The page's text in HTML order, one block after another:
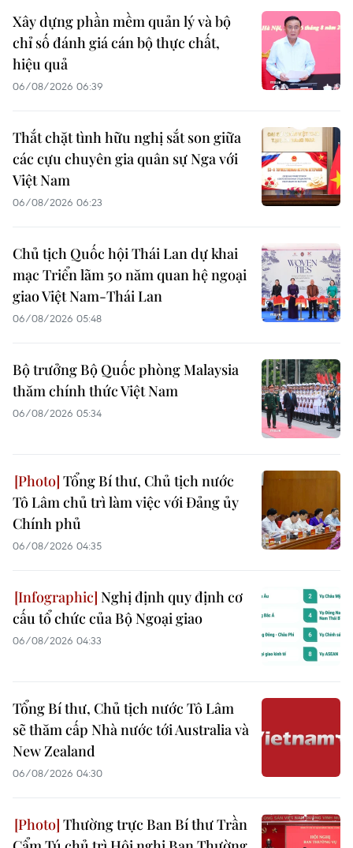
Xây dựng phần mềm quản lý và bộ
chỉ số đánh giá cán bộ thực chất,
hiệu quả
06/08/2026 06:39
Thắt chặt tình hữu nghị sắt son giữa
các cựu chuyên gia quân sự Nga với
Việt Nam
06/08/2026 06:23
Chủ tịch Quốc hội Thái Lan dự khai
mạc Triển lãm 50 năm quan hệ ngoại
giao Việt Nam-Thái Lan
06/08/2026 05:48
Bộ trưởng Bộ Quốc phòng Malaysia
thăm chính thức Việt Nam
06/08/2026 05:34
Tổng Bí thư, Chủ tịch nước
Tô Lâm chủ trì làm việc với Đảng ủy
Chính phủ
06/08/2026 04:35
Nghị định quy định cơ
cấu tổ chức của Bộ Ngoại giao
06/08/2026 04:33
Tổng Bí thư, Chủ tịch nước Tô Lâm
sẽ thăm cấp Nhà nước tới Australia và
New Zealand
06/08/2026 04:30
Thường trực Ban Bí thư Trần